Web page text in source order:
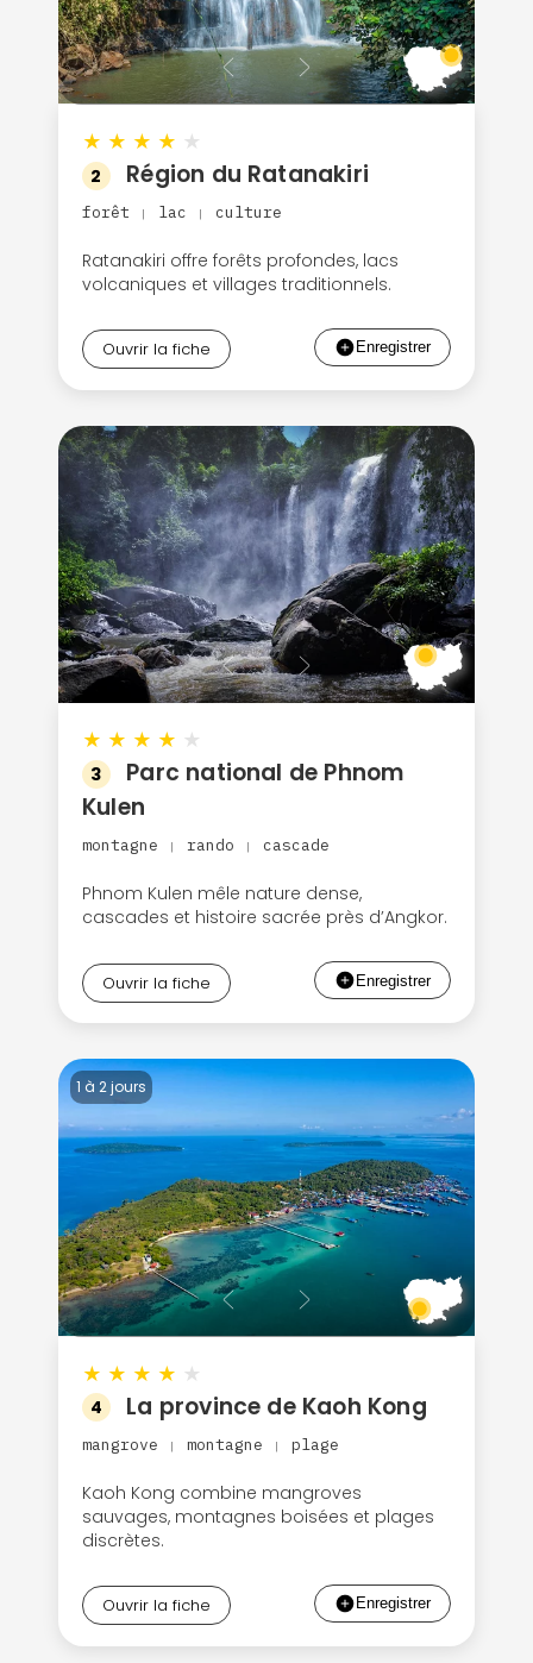
★ ★ ★ ★ ★
2 Région du Ratanakiri
forêt | lac | culture
Ratanakiri offre forêts profondes, lacs
volcaniques et villages traditionnels.
Ouvrir la fiche
★ ★ ★ ★ ★
3
Parc national de Phnom
Kulen
montagne | rando | cascade
Phnom Kulen mêle nature dense,
cascades et histoire sacrée près d’Angkor.
Ouvrir la fiche
1 à 2 jours
★ ★ ★ ★ ★
4 La province de Kaoh Kong
mangrove | montagne | plage
Kaoh Kong combine mangroves
sauvages, montagnes boisées et plages
discrètes.
Ouvrir la fiche